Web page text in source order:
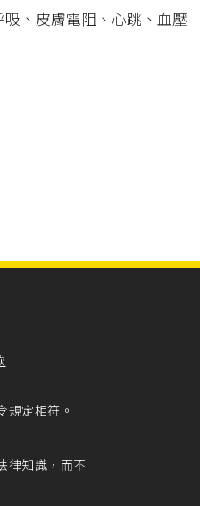
、皮膚電阻、心跳、血壓
規定相符。
律知識，而不